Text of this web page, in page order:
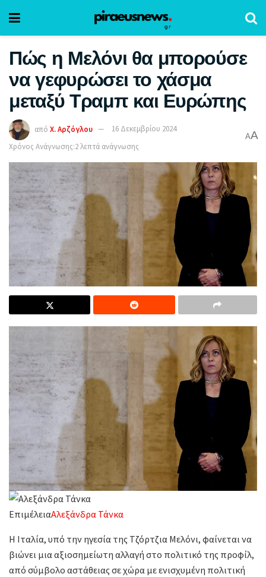
Πώς η Μελόνι θα μπορούσε
να γεφυρώσει το χάσμα
μεταξύ Τραμπ και Ευρώπης
από Χ. Αρζόγλου
16 Δεκεμβρίου 2024
Χρόνος Ανάγνωσης:2 λεπτά ανάγνωσης
AA
ΕπιμέλειαΑλεξάνδρα Τάνκα
Η Ιταλία, υπό την ηγεσία της Τζόρτζια Μελόνι, φαίνεται να
βιώνει μια αξιοσημείωτη αλλαγή στο πολιτικό της προφίλ,
από σύμβολο αστάθειας σε χώρα με ενισχυμένη πολιτική